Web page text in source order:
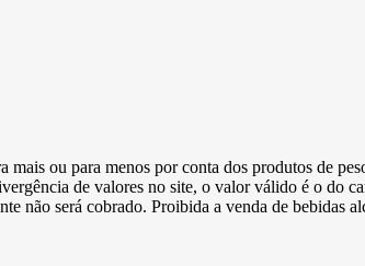
ou para menos por conta dos produtos de
de valores no site, o valor válido é o do
não será cobrado. Proibida a venda de bebidas